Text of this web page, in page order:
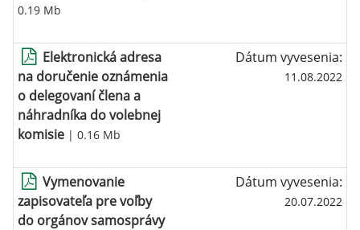
0.19 Mb
Elektronická adresa
na doručenie oznámenia
o delegovaní člena a
náhradníka do volebnej
komisie | 0.16 Mb
Dátum vyvesenia:
11.08.2022
Vymenovanie
zapisovateľa pre voľby
do orgánov samosprávy
Dátum vyvesenia:
20.07.2022